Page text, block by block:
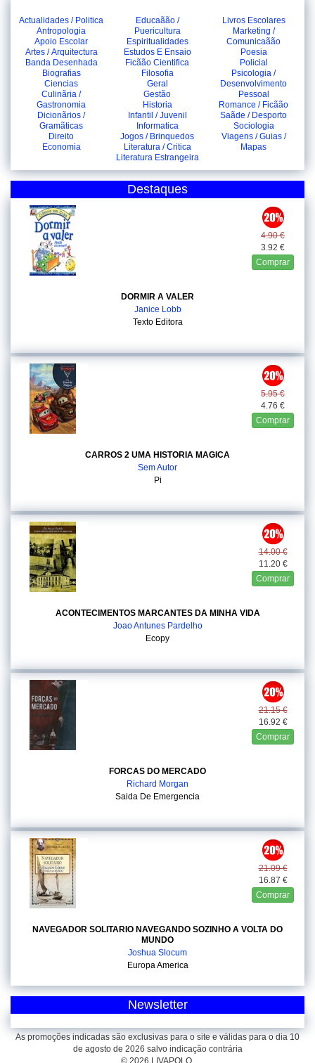
Actualidades / Politica
Antropologia
Apoio Escolar
Artes / Arquitectura
Banda Desenhada
Biografias
Ciencias
Culinãria /
Gastronomia
Dicionãrios /
Gramãticas
Direito
Economia
Educaãão /
Puericultura
Espiritualidades
Estudos E Ensaio
Ficãão Cientifica
Filosofia
Geral
Gestão
Historia
Infantil / Juvenil
Informatica
Jogos / Brinquedos
Literatura / Critica
Literatura Estrangeira
Livros Escolares
Marketing /
Comunicaãão
Poesia
Policial
Psicologia /
Desenvolvimento
Pessoal
Romance / Ficãão
Saãde / Desporto
Sociologia
Viagens / Guias /
Mapas
Destaques
4.90 €
3.92 €
Comprar
DORMIR A VALER
Janice Lobb
Texto Editora
5.95 €
4.76 €
Comprar
CARROS 2 UMA HISTORIA MAGICA
Sem Autor
Pi
14.00 €
11.20 €
Comprar
ACONTECIMENTOS MARCANTES DA MINHA VIDA
Joao Antunes Pardelho
Ecopy
21.15 €
16.92 €
Comprar
FORCAS DO MERCADO
Richard Morgan
Saida De Emergencia
21.09 €
16.87 €
Comprar
NAVEGADOR SOLITARIO NAVEGANDO SOZINHO A VOLTA DO
MUNDO
Joshua Slocum
Europa America
Newsletter
As promoções indicadas são exclusivas para o site e válidas para o dia 10
de agosto de 2026 salvo indicação contrária
© 2026 LIVAPOLO.